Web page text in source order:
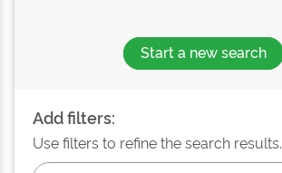
Start a new search
Add filters:
Use filters to refine the search results.